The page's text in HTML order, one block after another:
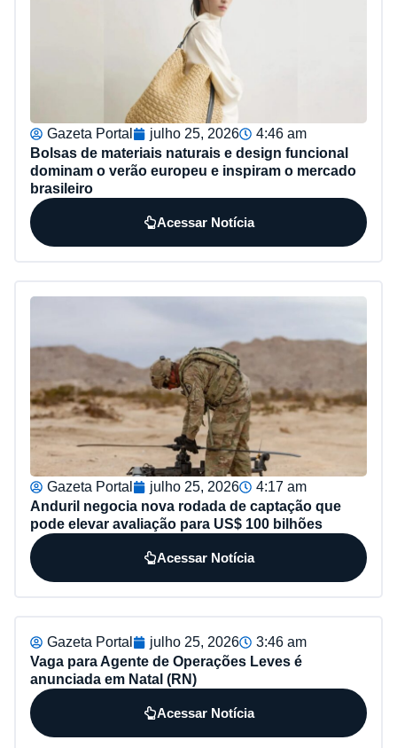
Gazeta Portal julho 25, 2026
4:46 am
Bolsas de materiais naturais e design funcional
dominam o verão europeu e inspiram o mercado
brasileiro
Acessar Notícia
Gazeta Portal julho 25, 2026
4:17 am
Anduril negocia nova rodada de captação que
pode elevar avaliação para US$ 100 bilhões
Acessar Notícia
Gazeta Portal julho 25, 2026
3:46 am
Vaga para Agente de Operações Leves é
anunciada em Natal (RN)
Acessar Notícia